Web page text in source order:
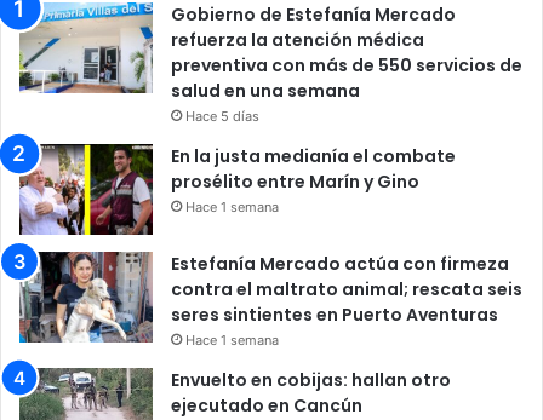
Gobierno de Estefanía Mercado
refuerza la atención médica
preventiva con más de 550 servicios de
salud en una semana
Hace 5 días
En la justa medianía el combate
prosélito entre Marín y Gino
Hace 1 semana
Estefanía Mercado actúa con firmeza
contra el maltrato animal; rescata seis
seres sintientes en Puerto Aventuras
Hace 1 semana
Envuelto en cobijas: hallan otro
ejecutado en Cancún